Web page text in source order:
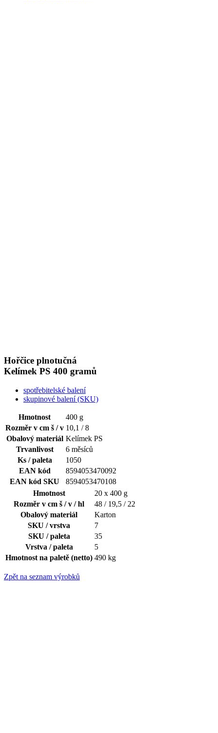
Hořčice plnotučná
Kelímek PS 400 gramů
spotřebitelské balení
skupinové balení (SKU)
Hmotnost
400 g
Rozměr v cm š / v 10,1 / 8
Obalový materiál Kelímek PS
Trvanlivost
6 měsíců
Ks / paleta
1050
EAN kód
8594053470092
EAN kód SKU
8594053470108
Hmotnost
20 x 400 g
Rozměr v cm š / v / hl
48 / 19,5 / 22
Obalový materiál
Karton
SKU / vrstva
7
SKU / paleta
35
Vrstva / paleta
5
Hmotnost na paletě (netto) 490 kg
Zpět na seznam výrobků